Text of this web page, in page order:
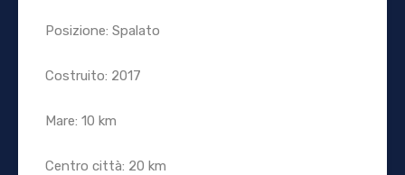
Posizione: Spalato
Costruito: 2017
Mare: 10 km
Centro città: 20 km